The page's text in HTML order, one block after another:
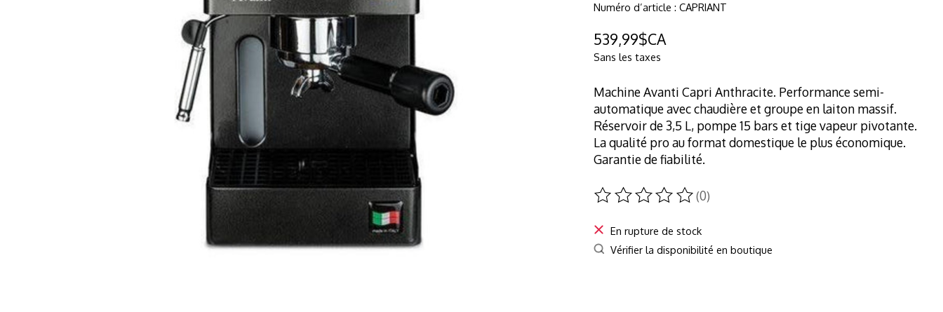
Numéro d’article : CAPRIANT
539,99$CA
Sans les taxes
Machine Avanti Capri Anthracite. Performance semi-
automatique avec chaudière et groupe en laiton massif.
Réservoir de 3,5 L, pompe 15 bars et tige vapeur pivotante.
La qualité pro au format domestique le plus économique.
Garantie de fiabilité.
Ce produit est évalué à
(0)
En rupture de stock
Vérifier la disponibilité en boutique